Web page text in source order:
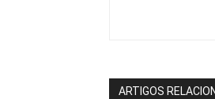
ARTIGOS